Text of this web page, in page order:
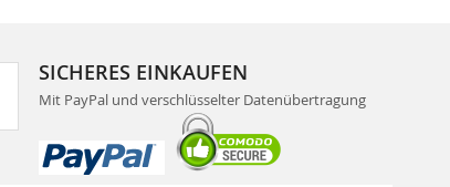
SICHERES EINKAUFEN
Mit PayPal und verschlüsselter Datenübertragung